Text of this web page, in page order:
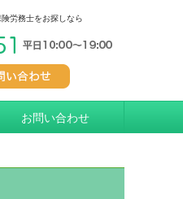
労務士をお探しなら
お問い合わせ